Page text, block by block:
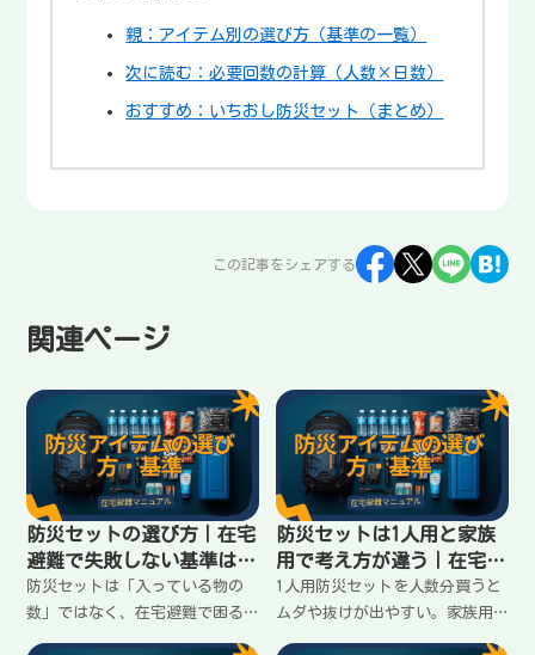
親：アイテム別の選び方（基準の一覧）
次に読む：必要回数の計算（人数×日数）
おすすめ：いちおし防災セット（まとめ）
この記事をシェアする
関連ページ
防災セットの選び方｜在宅
避難で失敗しない基準はこ
の3つ
防災セットは「入っている物の
数」ではなく、在宅避難で困る
防災セットは1人用と家族
用で考え方が違う｜在宅避
難の揃え方
1人用防災セットを人数分買うと
ムダや抜けが出やすい。家族用